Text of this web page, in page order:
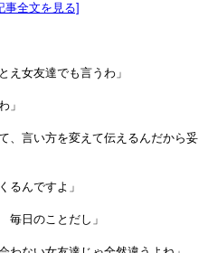
事全文を見る]
え女友達でも言うわ」
」
、言い方を変えて伝えるんだから妥
るんですよ」
毎日のことだし」